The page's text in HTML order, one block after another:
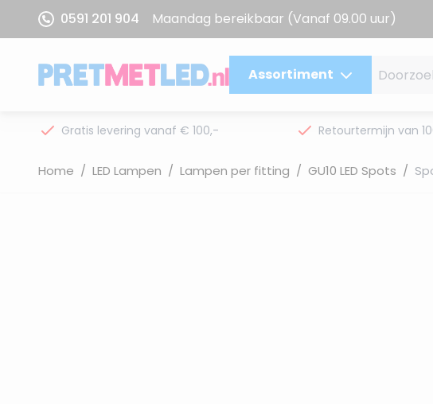
Ga naar de inhoud
0591 201 904 Maandag bereikbaar (Vanaf 09.00 uur)
Assortiment
Gratis levering vanaf € 100,- Retourtermijn van
Home / LED Lampen / Lampen per fitting / GU10 LED Spots /